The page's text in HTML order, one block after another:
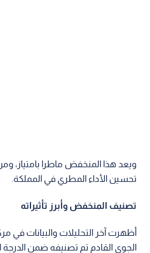
ويعد هذا المنخفض ماطرا بامتياز،
تحسين الأداء المطري في المملكة.
تصنيف المنخفض وأبرز تأثيراته
أظهرت آخر التحليلات والبيانات
الجوي القادم تم تصنيفه ضمن الدرجة